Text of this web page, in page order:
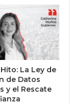
La Ley de
de Datos
y el Rescate